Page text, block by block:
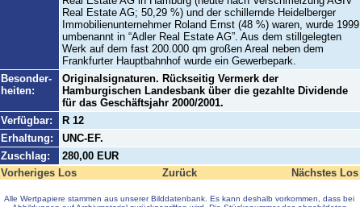
Real Estate AG; 50,29 %) und der schillernde Heidelberger
Immobilienunternehmer Roland Ernst (48 %) waren, wurde 1999
umbenannt in “Adler Real Estate AG”. Aus dem stillgelegten
Werk auf dem fast 200.000 qm großen Areal neben dem
Frankfurter Hauptbahnhof wurde ein Gewerbepark.
Besonder-
heiten:
Originalsignaturen. Rückseitig Vermerk der
Hamburgischen Landesbank über die gezahlte Dividende
für das Geschäftsjahr 2000/2001.
Verfügbar:
R 12
Erhaltung:
UNC-EF.
Zuschlag:
280,00 EUR
Vorheriges Los
Zurück Nächstes Los
Alle Wertpapiere stammen aus unserer Bilddatenbank. Es kann deshalb vorkommen, dass bei